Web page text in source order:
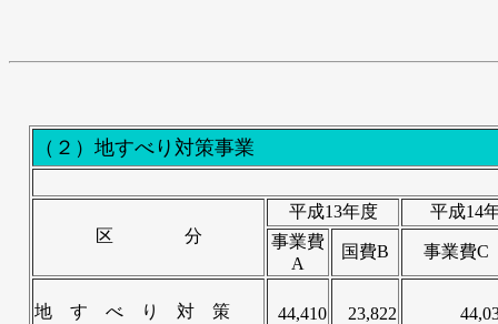
（２）地すべり対策事業
区 分
平成13年度
平成14
事業費
A
国費B 事業費C
地 す べ り 対 策 44,410 23,822